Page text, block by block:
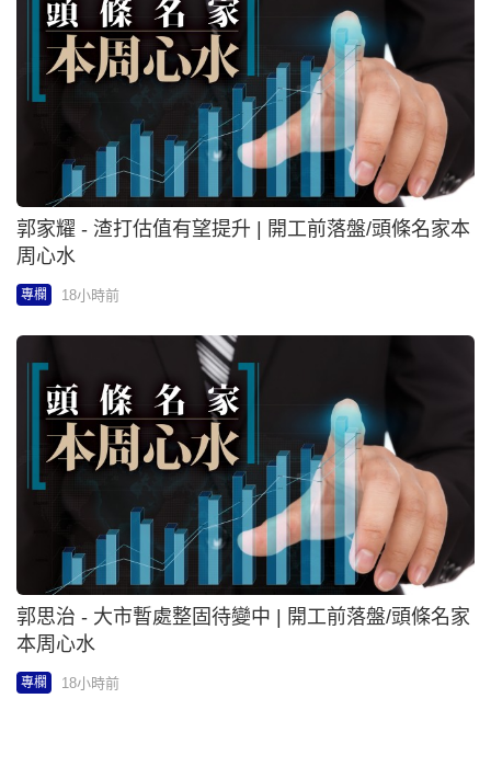
郭家耀 - 渣打估值有望提升 | 開工前落盤/頭條名家本
周心水
專欄 18小時前
郭思治 - 大市暫處整固待變中 | 開工前落盤/頭條名家
本周心水
專欄 18小時前